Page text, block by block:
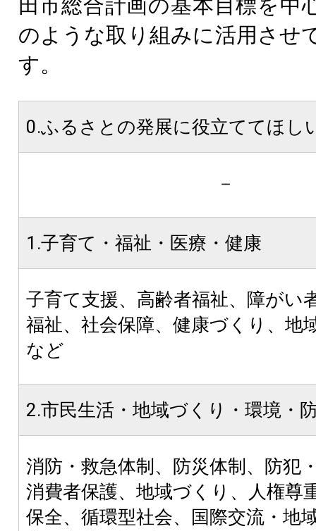
田市総合計画の基本目標を中
のような取り組みに活用させ
す。
0.ふるさとの発展に役立ててほし
－
1.子育て・福祉・医療・健康
子育て支援、高齢者福祉、障がい
福祉、社会保障、健康づくり、
など
2.市民生活・地域づくり・環境・
消防・救急体制、防災体制、防犯
消費者保護、地域づくり、人権尊
保全、循環型社会、国際交流・地